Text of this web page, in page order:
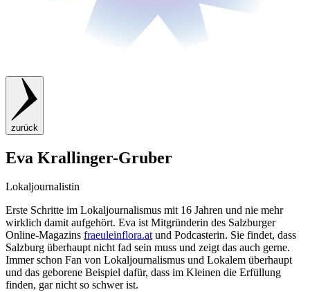
zurück
Eva Krallinger-Gruber
Lokaljournalistin
Erste Schritte im Lokaljournalismus mit 16 Jahren und nie mehr
wirklich damit aufgehört. Eva ist Mitgründerin des Salzburger
Online-Magazins fraeuleinflora.atund Podcasterin. Sie findet, dass
Salzburg überhaupt nicht fad sein muss und zeigt das auch gerne.
Immer schon Fan von Lokaljournalismus und Lokalem überhaupt
und das geborene Beispiel dafür, dass im Kleinen die Erfüllung
finden, gar nicht so schwer ist.